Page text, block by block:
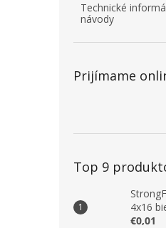
Technické
návody
Prijímame
Top 9
4x16
€0,01